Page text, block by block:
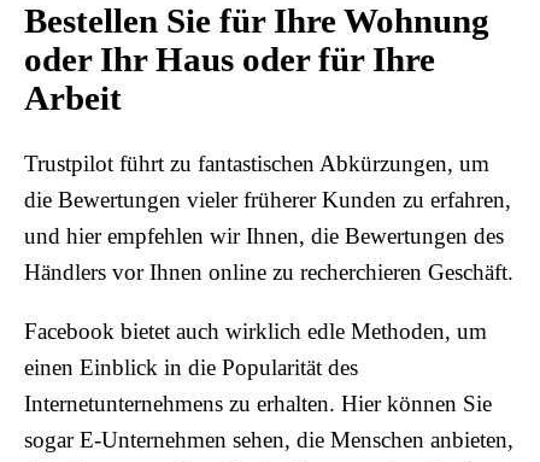
Bestellen Sie für Ihre Wohnung
oder Ihr Haus oder für Ihre
Arbeit
Trustpilot führt zu fantastischen Abkürzungen, um
die Bewertungen vieler früherer Kunden zu erfahren,
und hier empfehlen wir Ihnen, die Bewertungen des
Händlers vor Ihnen online zu recherchieren Geschäft.
Facebook bietet auch wirklich edle Methoden, um
einen Einblick in die Popularität des
Internetunternehmens zu erhalten. Hier können Sie
sogar E-Unternehmen sehen, die Menschen anbieten,